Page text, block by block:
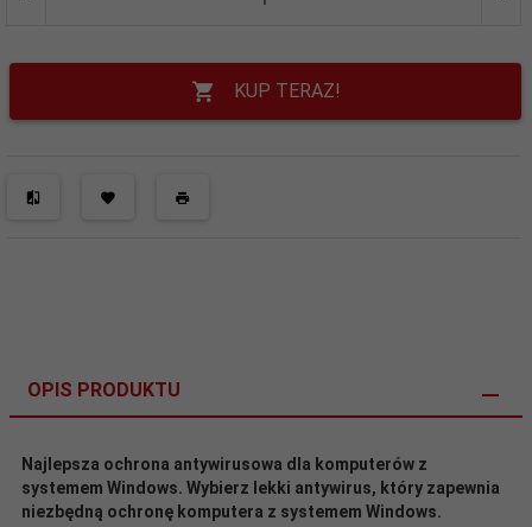
KUP TERAZ!
OPIS PRODUKTU
Najlepsza ochrona antywirusowa dla komputerów z
systemem Windows. Wybierz lekki antywirus, który zapewnia
niezbędną ochronę komputera z systemem Windows.